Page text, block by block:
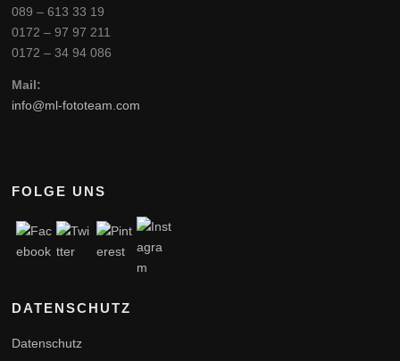
089 – 613 33 19
0172 – 97 97 211
0172 – 34 94 086
Mail:
info@ml-fototeam.com
FOLGE UNS
DATENSCHUTZ
Datenschutz